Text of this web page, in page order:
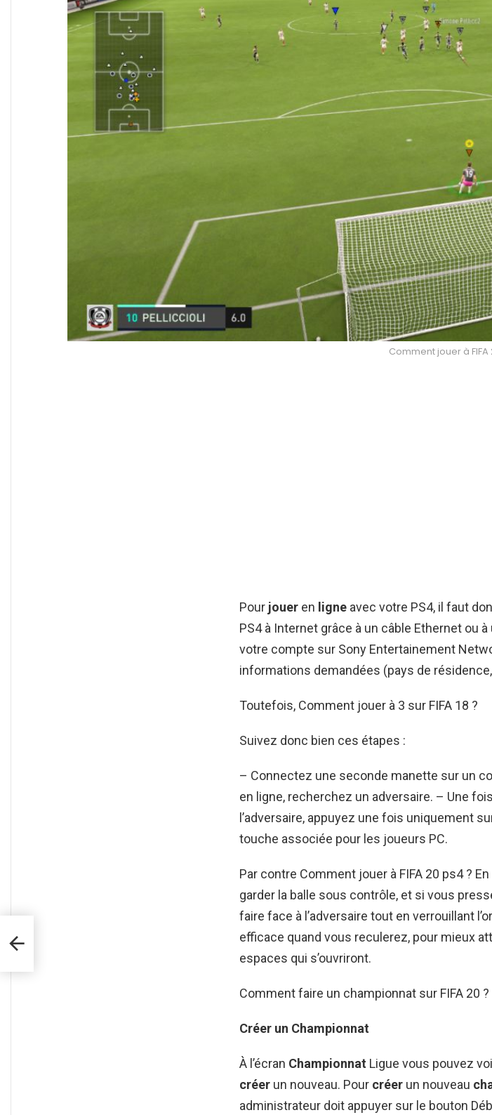
Comment jouer à
Pour jouer en ligne avec votre PS4, il faut
PS4 à Internet grâce à un câble Ethernet ou
votre compte sur Sony Entertainement
informations demandées (pays de
Toutefois, Comment jouer à 3 sur FIFA 18 ?
Suivez donc bien ces étapes :
– Connectez une seconde manette sur un
en ligne, recherchez un adversaire. – Une
l’adversaire, appuyez une fois uniquement
touche associée pour les joueurs PC.
Par contre Comment jouer à FIFA 20 ps4 ?
garder la balle sous contrôle, et si vous
faire face à l’adversaire tout en verrouillant
efficace quand vous reculerez, pour mieux
espaces qui s’ouvriront.
Comment faire un championnat sur FIFA 20 ?
Créer un Championnat
À l’écran Championnat Ligue vous pouvez
créer un nouveau. Pour créer un nouveau
administrateur doit appuyer sur le bouton